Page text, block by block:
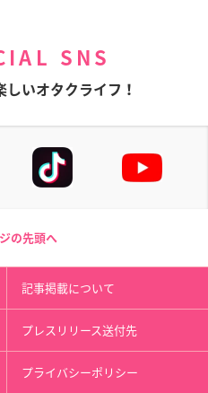
SNS
しいオタクライフ！
の先頭へ
記事掲載について
プレスリリース送付先
プライバシーポリシー